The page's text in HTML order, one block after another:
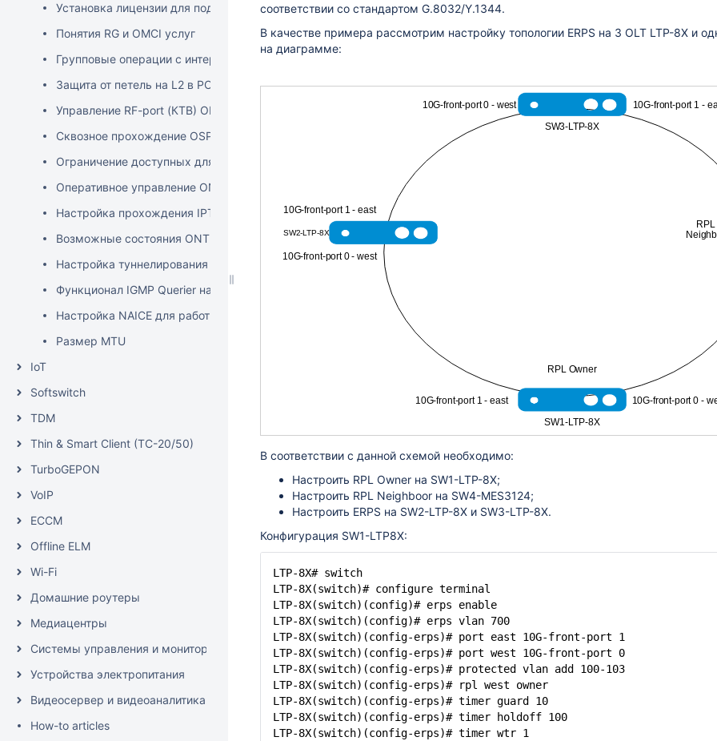
Установка лицензии для подключения сторонних ONT
Понятия RG и OMCI услуг
Групповые операции с интерфейсами в CLI
Защита от петель на L2 в PON
Управление RF-port (КТВ) ONT со стороны OLT
Сквозное прохождение OSPF / IPv6 трафика через ONT
Ограничение доступных для ONT multicast групп
Оперативное управление ONT с OLT (перезагрузка, сброс, реконфигурация)
Настройка прохождения IPTV multicast между uplink
Возможные состояния ONT на OLT
Настройка туннелирования на OLT
Функционал IGMP Querier на OLT
Настройка NAICE для работы с OLT
Размер MTU
IoT
Softswitch
TDM
Thin & Smart Client (TC-20/50)
TurboGEPON
VoIP
ECCM
Offline ELM
Wi-Fi
Домашние роутеры
Медиацентры
Системы управления и мониторинга
Устройства электропитания
Видеосервер и видеоаналитика (EVI)
How-to articles
соответствии со стандартом G.8032/Y.1344.
В качестве примера рассмотрим настройку топологии ERPS на 3 OLT LTP-8Х и
на диаграмме:
10G-front-port 0 -
10G-front-port 1 - east
SW3-LTP-8X
SW2-LTP-8X
10G-front-port 1 - east
10G-front-port 0 - west
10G-front-port 0 - west 10G-front-port 1 -
RPL Owner
RPL
SW1-LTP-8X
В соответствии с данной схемой необходимо:
Настроить RPL Owner на SW1-LTP-8X;
Настроить RPL Neighboor на SW4-MES3124;
Настроить ERPS на SW2-LTP-8X и SW3-LTP-8X.
Конфигурация SW1-LTP8X:
LTP-8X# switch
LTP-8X(switch)# configure terminal
LTP-8X(switch)(config)# erps enable
LTP-8X(switch)(config)# erps vlan 700
LTP-8X(switch)(config-erps)# port east 10G-front-port 1
LTP-8X(switch)(config-erps)# port west 10G-front-port 0
LTP-8X(switch)(config-erps)# protected vlan add 100-103
LTP-8X(switch)(config-erps)# rpl west owner
LTP-8X(switch)(config-erps)# timer guard 10
LTP-8X(switch)(config-erps)# timer holdoff 100
LTP-8X(switch)(config-erps)# timer wtr 1